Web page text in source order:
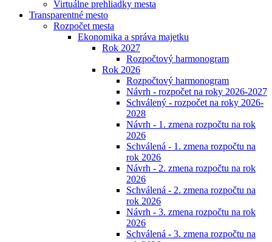
Virtuálne prehliadky mesta
Transparentné mesto
Rozpočet mesta
Ekonomika a správa majetku
Rok 2027
Rozpočtový harmonogram
Rok 2026
Rozpočtový harmonogram
Návrh - rozpočet na roky 2026-2027
Schválený - rozpočet na roky 2026-
2028
Návrh - 1. zmena rozpočtu na rok
2026
Schválená - 1. zmena rozpočtu na
rok 2026
Návrh - 2. zmena rozpočtu na rok
2026
Schválená - 2. zmena rozpočtu na
rok 2026
Návrh - 3. zmena rozpočtu na rok
2026
Schválená - 3. zmena rozpočtu na